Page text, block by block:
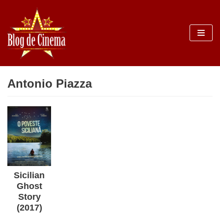
Sari
la
conținut
Antonio Piazza
Sicilian
Ghost
Story
(2017)